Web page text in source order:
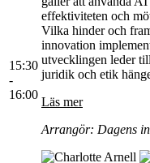
15:30
-
16:00
effektiviteten och
Vilka hinder och
innovation
utvecklingen leder
juridik och etik
Läs mer
Arrangör: Dagens